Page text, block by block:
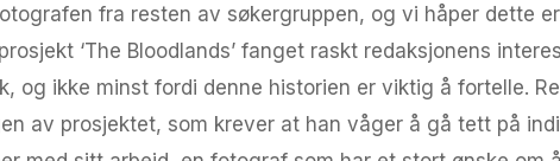
fra resten av søkergruppen, og vi håper dette
‘The Bloodlands’ fanget raskt redaksjonens
og ikke minst fordi denne historien er viktig å fortelle.
av prosjektet, som krever at han våger å gå tett på